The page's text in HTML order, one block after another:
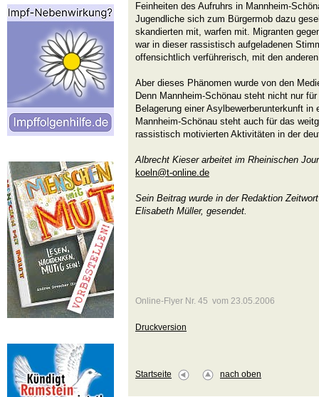
Feinheiten des Aufruhrs in Mannheim-
Jugendliche sich zum Bürgermob dazu
skandierten mit, warfen mit. Migranten
war in dieser rassistisch aufgeladenen
offensichtlich verführerisch, mit den
Aber dieses Phänomen wurde von den
Denn Mannheim-Schönau steht nicht nur
Belagerung einer Asylbewerberunterkunft
Mannheim-Schönau steht auch für das
rassistisch motivierten Aktivitäten in der
Albrecht Kieser arbeitet im Rheinischen
koeln@t-online.de
Sein Beitrag wurde in der Redaktion
Elisabeth Müller, gesendet.
Online-Flyer Nr. 45 vom 23.05.2006
Druckversion
Startseite nach oben